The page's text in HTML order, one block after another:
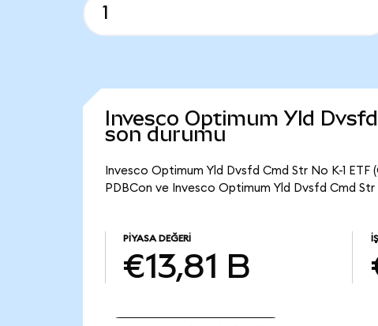
Invesco Optimum Yld
son durumu
Invesco Optimum Yld Dvsfd Cmd Str No K-1 ETF
PDBCon ve Invesco Optimum Yld Dvsfd Cmd
PIYASA DEĞERI
€13,81 B